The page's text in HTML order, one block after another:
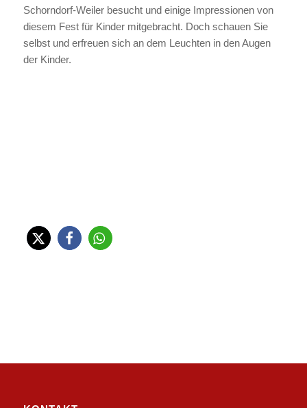
Schorndorf-Weiler besucht und einige Impressionen von
diesem Fest für Kinder mitgebracht. Doch schauen Sie
selbst und erfreuen sich an dem Leuchten in den Augen
der Kinder.